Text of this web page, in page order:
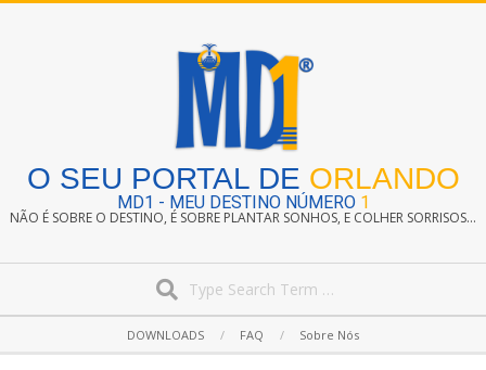
O SEU PORTAL DE ORLANDO
MD1 - MEU DESTINO NÚMERO 1
NÃO É SOBRE O DESTINO, É SOBRE PLANTAR SONHOS, E COLHER SORRISOS...
Navigation
DOWNLOADS FAQ Sobre Nós